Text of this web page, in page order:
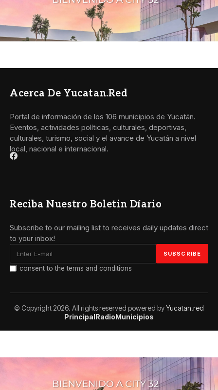
Acerca De Yucatan.red
Portal de información de los 106 municipios de Yucatán.
Eventos, actividades políticas, culturales, deportivas,
culturales, turismo, social y el avance de Yucatán a nivel
local, nacional e internacional.
Reciba Nuestro Boletin Díario
Subscribe to our mailing list to receives daily updates direct
to your inbox!
I consent to the terms and conditions
© Copyright 2026. All rights reserved powered byYucatan.red
PrincipalRadioMunicipios